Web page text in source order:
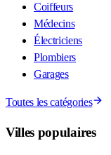
Coiffeurs
Médecins
Électriciens
Plombiers
Garages
Toutes les catégories
Villes populaires